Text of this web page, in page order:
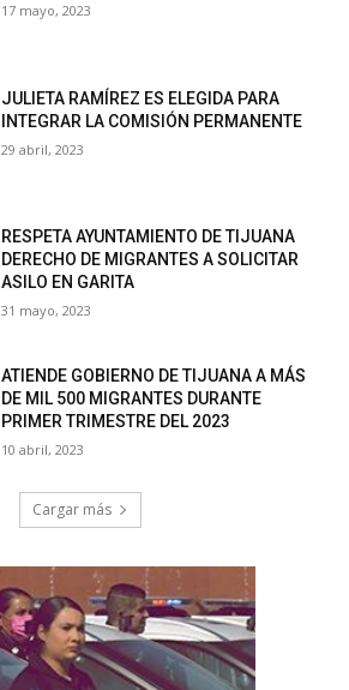
17 mayo, 2023
JULIETA RAMÍREZ ES ELEGIDA PARA
INTEGRAR LA COMISIÓN PERMANENTE
29 abril, 2023
RESPETA AYUNTAMIENTO DE TIJUANA
DERECHO DE MIGRANTES A SOLICITAR
ASILO EN GARITA
31 mayo, 2023
ATIENDE GOBIERNO DE TIJUANA A MÁS
DE MIL 500 MIGRANTES DURANTE
PRIMER TRIMESTRE DEL 2023
10 abril, 2023
Cargar más